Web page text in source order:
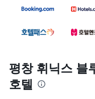
평창 휘닉스 블
호텔